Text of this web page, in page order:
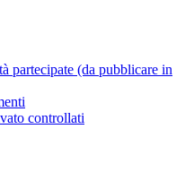
partecipate (da pubblicare in
controllati